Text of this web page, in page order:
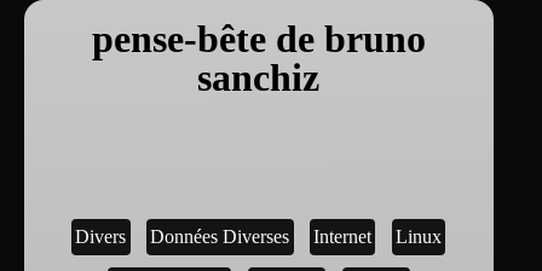
pense-bête de bruno
sanchiz
Divers Données Diverses Internet Linux